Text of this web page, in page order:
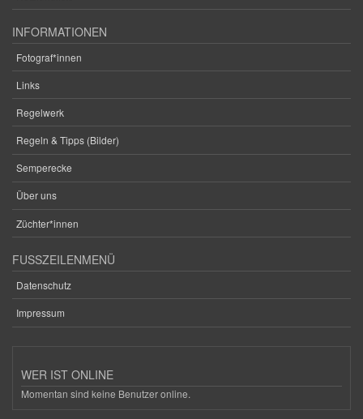
INFORMATIONEN
Fotograf*innen
Links
Regelwerk
Regeln & Tipps (Bilder)
Semperecke
Über uns
Züchter*innen
FUSSZEILENMENÜ
Datenschutz
Impressum
WER IST ONLINE
Momentan sind keine Benutzer online.